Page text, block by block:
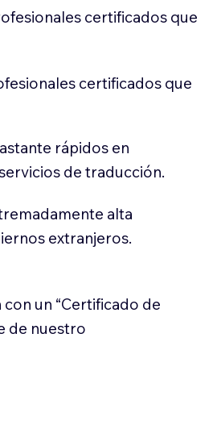
certificados que
certificados que
rápidos en
de traducción.
alta
extranjeros.
un “Certificado de
de nuestro